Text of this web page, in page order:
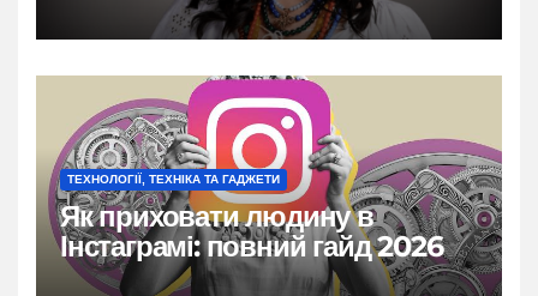
обличчя ТСН
ТЕХНОЛОГІЇ, ТЕХНІКА ТА ГАДЖЕТИ
Як приховати людину в
Інстаграмі: повний гайд 2026